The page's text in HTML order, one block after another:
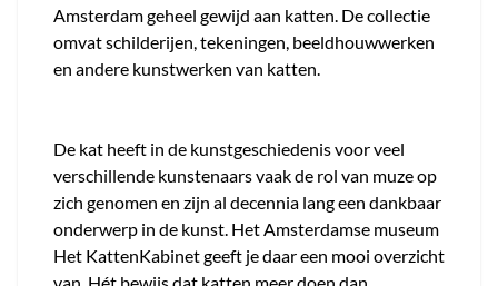
Amsterdam geheel gewijd aan katten. De collectie
omvat schilderijen, tekeningen, beeldhouwwerken
en andere kunstwerken van katten.
De kat heeft in de kunstgeschiedenis voor veel
verschillende kunstenaars vaak de rol van muze op
zich genomen en zijn al decennia lang een dankbaar
onderwerp in de kunst. Het Amsterdamse museum
Het KattenKabinet geeft je daar een mooi overzicht